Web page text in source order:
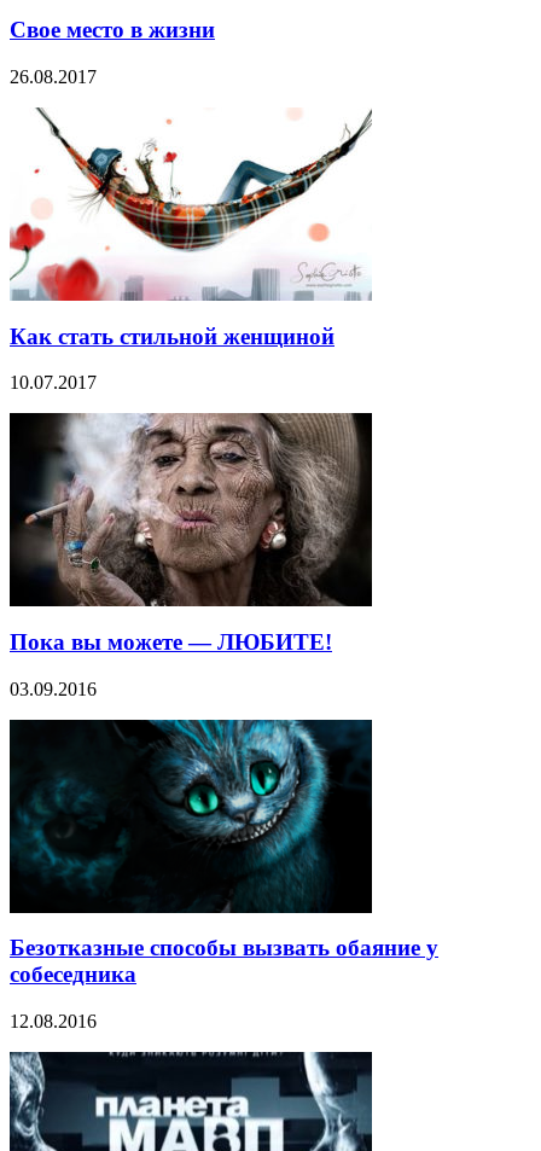
Свое место в жизни
26.08.2017
Как стать стильной женщиной
10.07.2017
Пока вы можете — ЛЮБИТЕ!
03.09.2016
Безотказные способы вызвать обаяние у
собеседника
12.08.2016